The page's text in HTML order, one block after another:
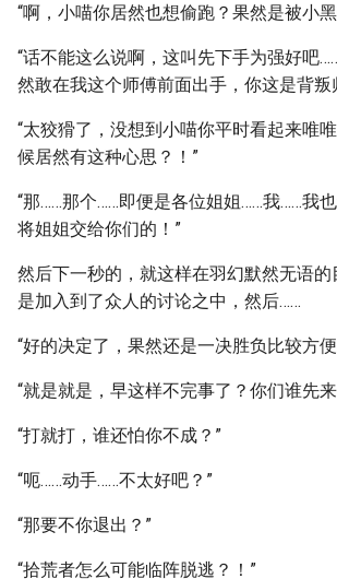
“啊，小喵你居然也想偷跑？果然是被小
“话不能这么说啊，这叫先下手为强好吧
然敢在我这个师傅前面出手，你这是背叛
“太狡猾了，没想到小喵你平时看起来唯
候居然有这种心思？！”
“那……那个……即便是各位姐姐……我……我
将姐姐交给你们的！”
然后下一秒的，就这样在羽幻默然无语
是加入到了众人的讨论之中，然后……
“好的决定了，果然还是一决胜负比较方
“就是就是，早这样不完事了？你们谁先
“打就打，谁还怕你不成？”
“呃……动手……不太好吧？”
“那要不你退出？”
“拾荒者怎么可能临阵脱逃？！”